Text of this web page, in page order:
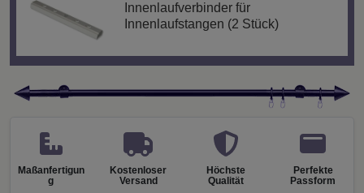
Innenlaufverbinder für
Innenlaufstangen (2 Stück)
Maßanfertigun
g
Kostenloser
Versand
Höchste
Qualität
Perfekte
Passform